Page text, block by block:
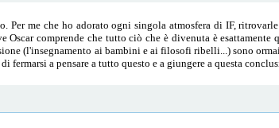
me che ho adorato ogni singola atmosfera di IF,
Oscar comprende che tutto ciò che è divenuta è
(l'insegnamento ai bambini e ai filosofi ribelli...) sono
fermarsi a pensare a tutto questo e a giungere a questa